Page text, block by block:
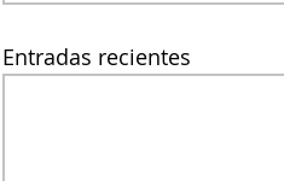
Entradas recientes